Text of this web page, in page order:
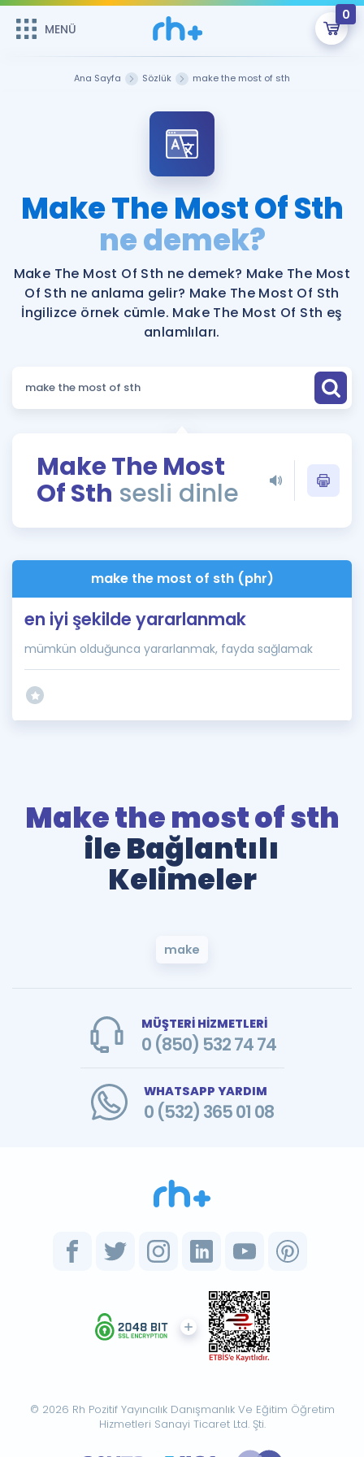
MENÜ
0
Şifremi Hatırlamıyorum
Sepetin Şu An Boş.
Remzi Hoca ile seni sınava hazırlayacak onlarca eğitim seni
bekliyor!
MENÜ
Faydalı Araçlar
Ücretsiz Kaynaklar
Kampanyalar
Blog
İngilizce Gramer
Blog
İngilizce Gramer
Kariyer
Ana Sayfa Sözlük make the most of sth
Make The Most Of Sth
ne demek?
Make The Most Of Sth ne demek? Make The Most
Of Sth ne anlama gelir? Make The Most Of Sth
İngilizce örnek cümle. Make The Most Of Sth eş
anlamlıları.
Make The Most
Of Sth sesli dinle
make the most of sth (phr)
en iyi şekilde yararlanmak
mümkün olduğunca yararlanmak, fayda sağlamak
Make the most of sth
ile Bağlantılı
Kelimeler
make
MÜŞTERİ HİZMETLERİ
0 (850) 532 74 74
WHATSAPP YARDIM
0 (532) 365 01 08
© 2026 Rh Pozitif Yayıncılık Danışmanlık Ve Eğitim Öğretim
Hizmetleri Sanayi Ticaret Ltd. Şti.